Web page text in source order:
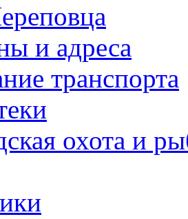
и адреса
транспорта
охота и